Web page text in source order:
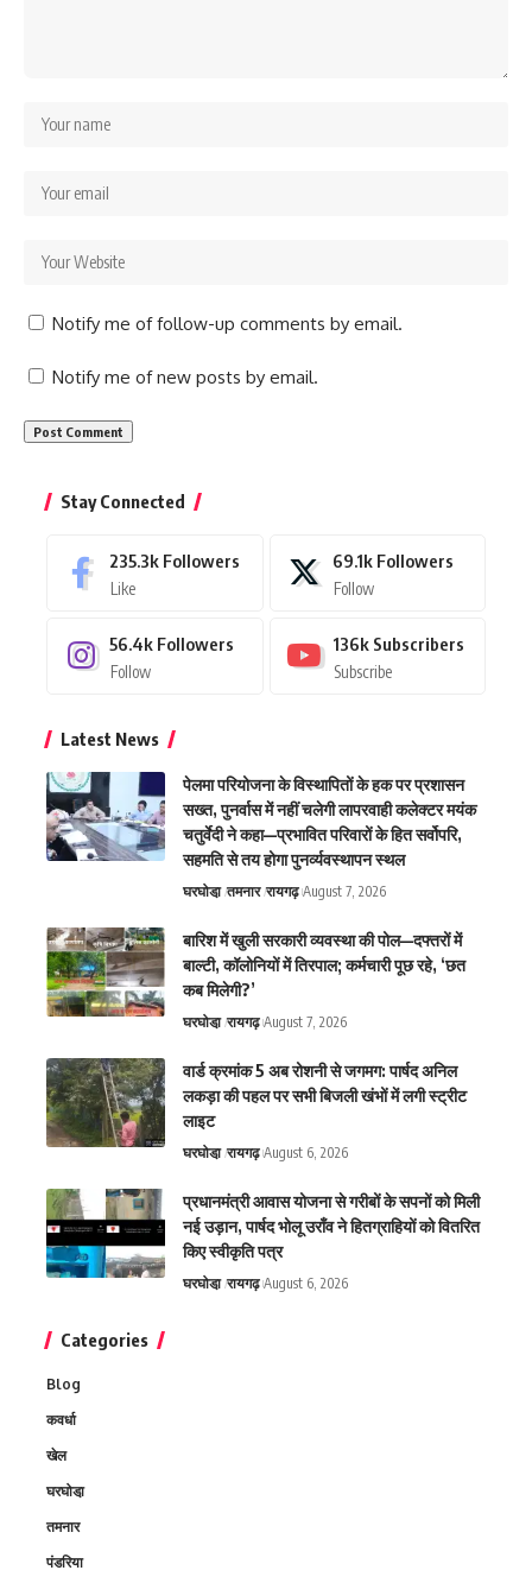
Notify me of follow-up comments by email.
Notify me of new posts by email.
Stay Connected
235.3k Followers
Like
69.1k Followers
Follow
56.4k Followers
Follow
136k Subscribers
Subscribe
Latest News
पेलमा परियोजना के विस्थापितों के हक पर प्रशासन
सख्त, पुनर्वास में नहीं चलेगी लापरवाही कलेक्टर मयंक
चतुर्वेदी ने कहा—प्रभावित परिवारों के हित सर्वोपरि,
सहमति से तय होगा पुनर्व्यवस्थापन स्थल
घरघोडा़ तमनार रायगढ़ August 7, 2026
बारिश में खुली सरकारी व्यवस्था की पोल—दफ्तरों में
बाल्टी, कॉलोनियों में तिरपाल; कर्मचारी पूछ रहे, ‘छत
कब मिलेगी?’
घरघोडा़ रायगढ़ August 7, 2026
वार्ड क्रमांक 5 अब रोशनी से जगमग: पार्षद अनिल
लकड़ा की पहल पर सभी बिजली खंभों में लगी स्ट्रीट
लाइट
घरघोडा़ रायगढ़ August 6, 2026
प्रधानमंत्री आवास योजना से गरीबों के सपनों को मिली
नई उड़ान, पार्षद भोलू उराँव ने हितग्राहियों को वितरित
किए स्वीकृति पत्र
घरघोडा़ रायगढ़ August 6, 2026
Categories
Blog
कवर्धा
खेल
घरघोडा़
तमनार
पंडरिया